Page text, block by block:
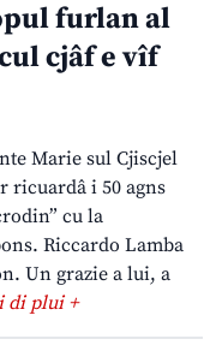
furlan al
cjâf e vîf
Marie sul Cjiscjel
ricuardâ i 50 agns
cu la
Riccardo Lamba
Un grazie a lui, a
di plui +